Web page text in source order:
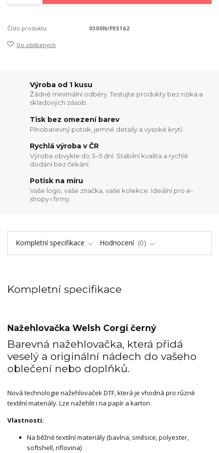
Číslo produktu: 0300N/PES162
Do oblíbených
Výroba od 1 kusu
Žádné minimální odběry. Testujte produkty bez rizika a
skladových zásob.
Tisk bez omezení barev
Plnobarevný potisk, jemné detaily a vysoké krytí.
Rychlá výroba v ČR
Výroba obvykle do 3–5 dní. Stabilní kvalita a rychlé
dodání bez čekání.
Potisk na míru
Vaše logo, vaše značka, vaše kolekce. Ideální pro e-
shopy i firmy.
Kompletní specifikace Hodnocení 0
Kompletní specifikace
Nažehlovačka Welsh Corgi černý
Barevná nažehlovačka, která přidá
veselý a originální nádech do vašeho
oblečení nebo doplňků.
Nová technologie nažehlovaček DTF, která je vhodná pro různé
textilní materiály. Lze nažehlit i na papír a karton.
Vlastnosti:
Na běžné textilní materiály (bavlna, směsice, polyester,
softshell, riflovina)